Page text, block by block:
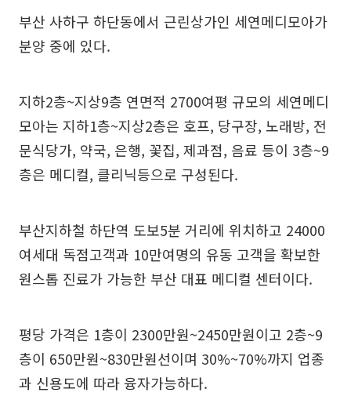
부산 사하구 하단동에서 근린상가인 세연메디모아가
분양 중에 있다.
지하2층~지상9층 연면적 2700여평 규모의 세연메디
모아는 지하1층~지상2층은 호프, 당구장, 노래방, 전
문식당가, 약국, 은행, 꽃집, 제과점, 음료 등이 3층~9
층은 메디컬, 클리닉등으로 구성된다.
부산지하철 하단역 도보5분 거리에 위치하고 24000
여세대 독점고객과 10만여명의 유동 고객을 확보한
원스톱 진료가 가능한 부산 대표 메디컬 센터이다.
평당 가격은 1층이 2300만원~2450만원이고 2층~9
층이 650만원~830만원선이며 30%~70%까지 업종
과 신용도에 따라 융자가능하다.